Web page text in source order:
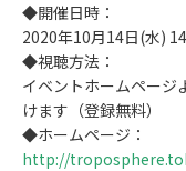
◆開催日時：
2020年10月14日(水)
◆視聴方法：
イベントホームページ
けます（登録無料）
◆ホームページ：
http://